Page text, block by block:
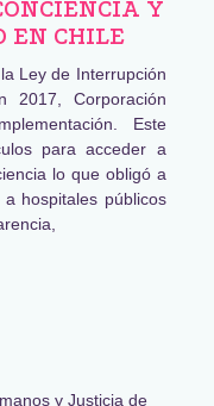
Y
EN CHILE
Ley de Interrupción
2017, Corporación
Este
para acceder a
lo que obligó a
hospitales públicos
y Justicia de